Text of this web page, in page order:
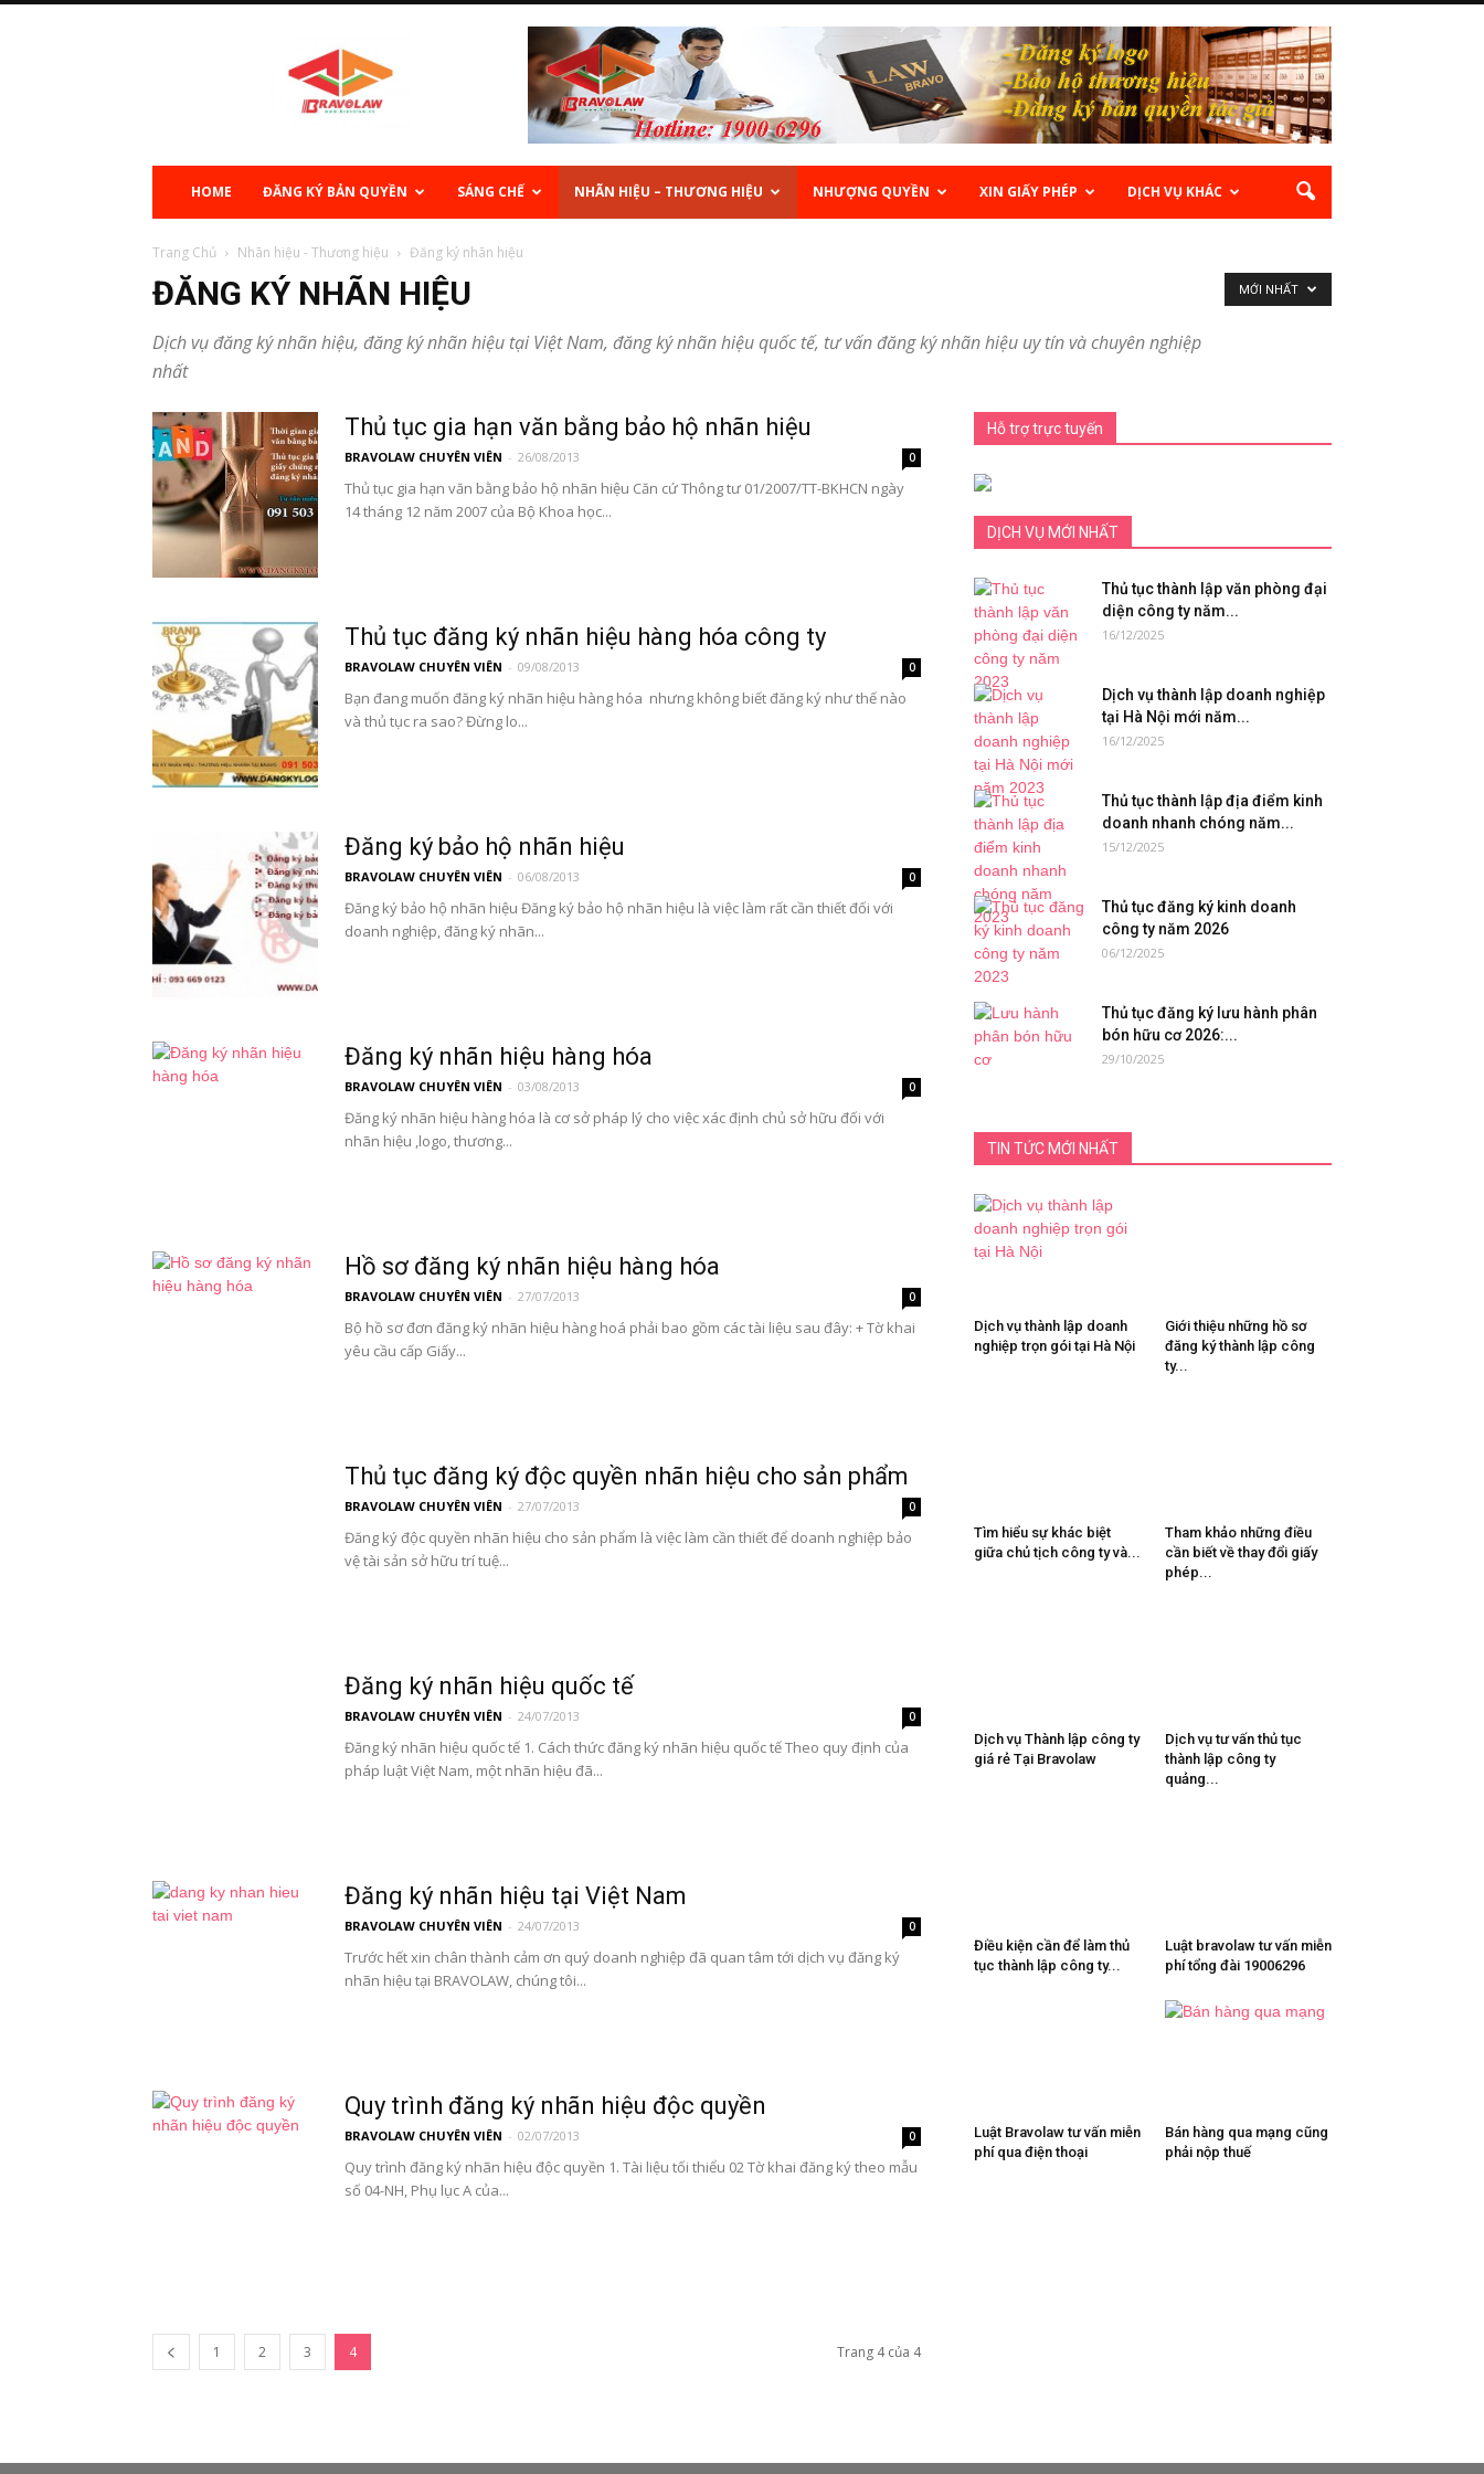
HOME ĐĂNG KÝ BẢN QUYỀN SÁNG CHẾ NHÃN HIỆU – THƯƠNG HIỆU NHƯỢNG QUYỀN XIN GIẤY PHÉP DỊCH VỤ KHÁC
Trang Chủ Nhãn hiệu - Thương hiệu Đăng ký nhãn hiệu
ĐĂNG KÝ NHÃN HIỆU
Dịch vụ đăng ký nhãn hiệu, đăng ký nhãn hiệu tại Việt Nam, đăng ký nhãn hiệu quốc tế, tư vấn đăng ký nhãn hiệu uy tín và chuyên nghiệp
nhất
MỚI NHẤT
Thủ tục gia hạn văn bằng bảo hộ nhãn hiệu
BRAVOLAW CHUYÊN VIÊN - 26/08/2013 0
Thủ tục gia hạn văn bằng bảo hộ nhãn hiệu Căn cứ Thông tư 01/2007/TT-BKHCN ngày
14 tháng 12 năm 2007 của Bộ Khoa học...
Thủ tục đăng ký nhãn hiệu hàng hóa công ty
BRAVOLAW CHUYÊN VIÊN - 09/08/2013 0
Bạn đang muốn đăng ký nhãn hiệu hàng hóa nhưng không biết đăng ký như thế nào
và thủ tục ra sao? Đừng lo...
Đăng ký bảo hộ nhãn hiệu
BRAVOLAW CHUYÊN VIÊN - 06/08/2013 0
Đăng ký bảo hộ nhãn hiệu Đăng ký bảo hộ nhãn hiệu là việc làm rất cần thiết đối với
doanh nghiệp, đăng ký nhãn...
Đăng ký nhãn hiệu hàng hóa
BRAVOLAW CHUYÊN VIÊN - 03/08/2013 0
Đăng ký nhãn hiệu hàng hóa là cơ sở pháp lý cho việc xác định chủ sở hữu đối với
nhãn hiệu ,logo, thương...
Hồ sơ đăng ký nhãn hiệu hàng hóa
BRAVOLAW CHUYÊN VIÊN - 27/07/2013 0
Bộ hồ sơ đơn đăng ký nhãn hiệu hàng hoá phải bao gồm các tài liệu sau đây: + Tờ khai
yêu cầu cấp Giấy...
Thủ tục đăng ký độc quyền nhãn hiệu cho sản phẩm
BRAVOLAW CHUYÊN VIÊN - 27/07/2013 0
Đăng ký độc quyền nhãn hiệu cho sản phẩm là việc làm cần thiết để doanh nghiệp bảo
vệ tài sản sở hữu trí tuệ...
Đăng ký nhãn hiệu quốc tế
BRAVOLAW CHUYÊN VIÊN - 24/07/2013 0
Đăng ký nhãn hiệu quốc tế 1. Cách thức đăng ký nhãn hiệu quốc tế Theo quy định của
pháp luật Việt Nam, một nhãn hiệu đã...
Đăng ký nhãn hiệu tại Việt Nam
BRAVOLAW CHUYÊN VIÊN - 24/07/2013 0
Trước hết xin chân thành cảm ơn quý doanh nghiệp đã quan tâm tới dịch vụ đăng ký
nhãn hiệu tại BRAVOLAW, chúng tôi...
Quy trình đăng ký nhãn hiệu độc quyền
BRAVOLAW CHUYÊN VIÊN - 02/07/2013 0
Quy trình đăng ký nhãn hiệu độc quyền 1. Tài liệu tối thiểu 02 Tờ khai đăng ký theo mẫu
số 04-NH, Phụ lục A của...
1 2 3 4 Trang 4 của 4
Hỗ trợ trực tuyến
DỊCH VỤ MỚI NHẤT
Thủ tục thành lập văn phòng đại
diện công ty năm...
16/12/2025
Dịch vụ thành lập doanh nghiệp
tại Hà Nội mới năm...
16/12/2025
Thủ tục thành lập địa điểm kinh
doanh nhanh chóng năm...
15/12/2025
Thủ tục đăng ký kinh doanh
công ty năm 2026
06/12/2025
Thủ tục đăng ký lưu hành phân
bón hữu cơ 2026:...
29/10/2025
TIN TỨC MỚI NHẤT
Dịch vụ thành lập doanh
nghiệp trọn gói tại Hà Nội
Giới thiệu những hồ sơ
đăng ký thành lập công
ty...
Tìm hiểu sự khác biệt
giữa chủ tịch công ty và...
Tham khảo những điều
cần biết về thay đổi giấy
phép...
Dịch vụ Thành lập công ty
giá rẻ Tại Bravolaw
Dịch vụ tư vấn thủ tục
thành lập công ty
quảng...
Điều kiện cần để làm thủ
tục thành lập công ty...
Luật bravolaw tư vấn miễn
phí tổng đài 19006296
Luật Bravolaw tư vấn miễn
phí qua điện thoại
Bán hàng qua mạng cũng
phải nộp thuế